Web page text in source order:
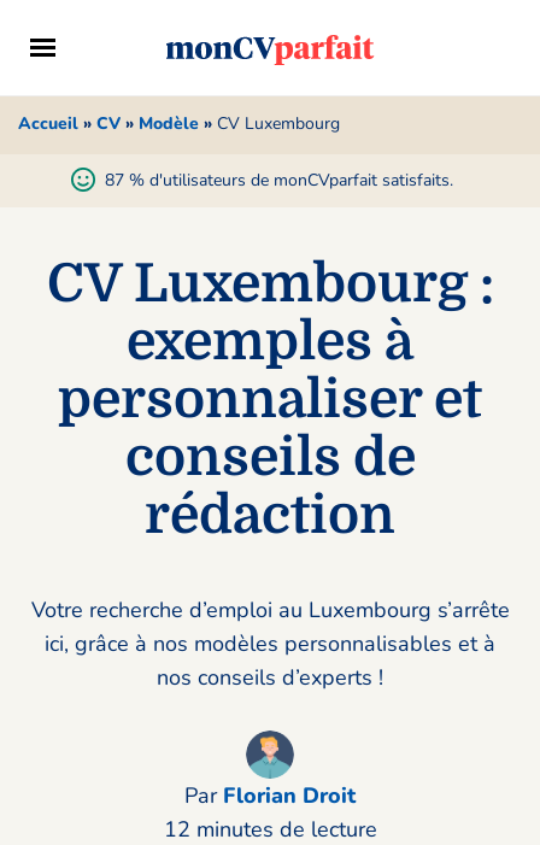
Accueil » CV » Modèle » CV Luxembourg
87 % d'utilisateurs de monCVparfait satisfaits.
CV Luxembourg :
exemples à
personnaliser et
conseils de
rédaction
Votre recherche d’emploi au Luxembourg s’arrête
ici, grâce à nos modèles personnalisables et à
nos conseils d’experts !
Par Florian Droit
12 minutes de lecture